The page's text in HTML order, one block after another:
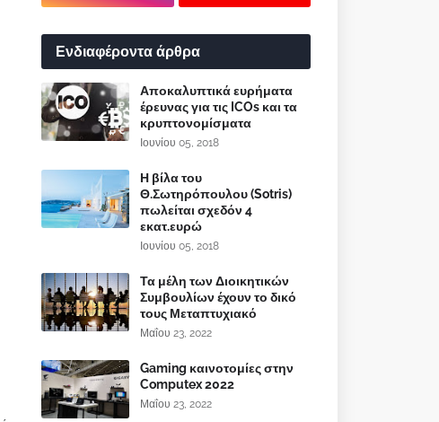
Ενδιαφέροντα άρθρα
Αποκαλυπτικά ευρήματα
έρευνας για τις ICOs και τα
κρυπτονομίσματα
Ιουνίου 05, 2018
Η βίλα του
Θ.Σωτηρόπουλου (Sotris)
πωλείται σχεδόν 4
εκατ.ευρώ
Ιουνίου 05, 2018
Τα μέλη των Διοικητικών
Συμβουλίων έχουν το δικό
τους Μεταπτυχιακό
Μαΐου 23, 2022
Gaming καινοτομίες στην
Computex 2022
Μαΐου 23, 2022